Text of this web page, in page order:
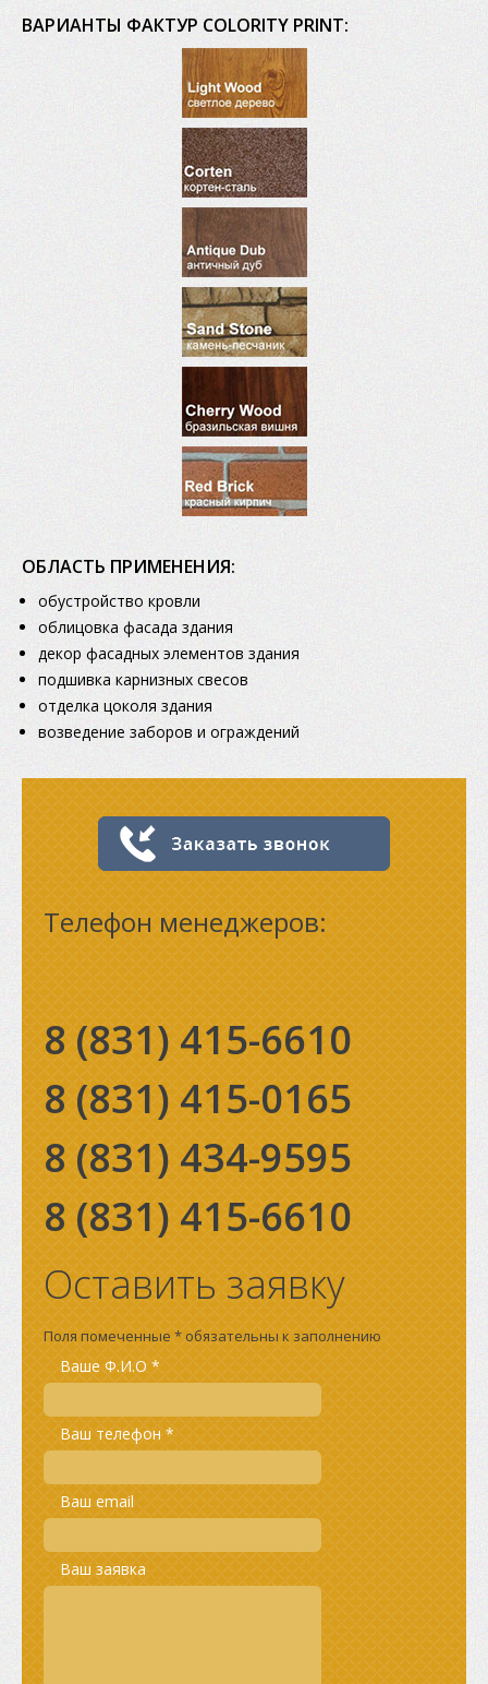
ВАРИАНТЫ ФАКТУР COLORITY PRINT:
ОБЛАСТЬ ПРИМЕНЕНИЯ:
обустройство кровли
облицовка фасада здания
декор фасадных элементов здания
подшивка карнизных свесов
отделка цоколя здания
возведение заборов и ограждений
Телефон менеджеров:
8 (831) 415-6610
8 (831) 415-0165
8 (831) 434-9595
8 (831) 415-6610
Оставить заявку
Поля помеченные * обязательны к заполнению
Ваше Ф.И.О *
Ваш телефон *
Ваш email
Ваш заявка